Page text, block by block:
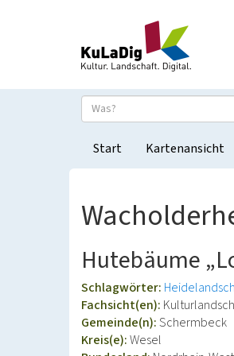
Start Kartenansicht
Hutebäume
Schlagwörter:
Fachsicht(en):
Gemeinde(n):Schermbeck
Kreis(e):Wesel